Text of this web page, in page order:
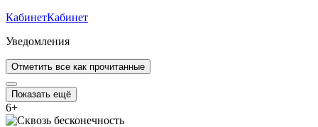
КабинетКабинет
Уведомления
Отметить все как прочитанные
Показать ещё
6+